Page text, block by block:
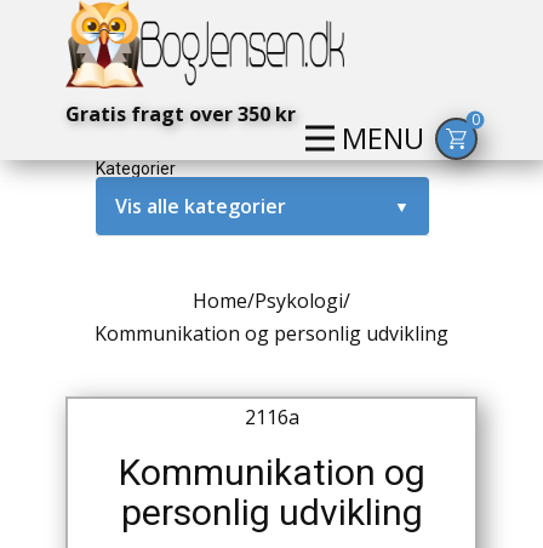
MENU
Gratis fragt over 350 kr 0
Kategorier
Vis alle kategorier ▼
Amerika / USA
Antikke / Specielle Bøger
Antikviteter
Arkæologi
Home/Psykologi/
Kommunikation og personlig udvikling
2116a
Kommunikation og
personlig udvikling